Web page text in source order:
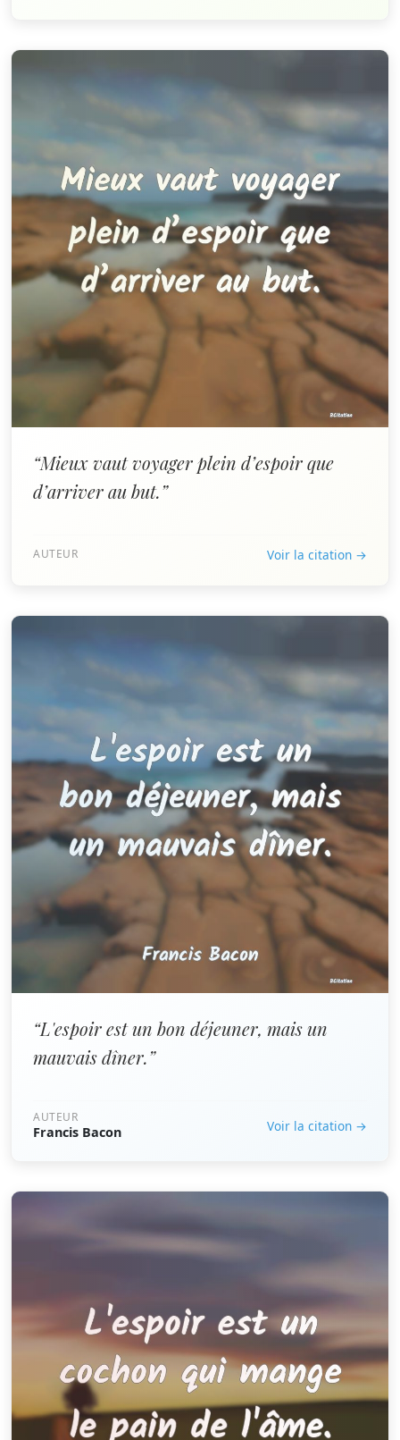
“Mieux vaut voyager plein d’espoir que
d’arriver au but.”
AUTEUR Voir la citation →
“L'espoir est un bon déjeuner, mais un
mauvais dîner.”
AUTEUR
Francis Bacon Voir la citation →